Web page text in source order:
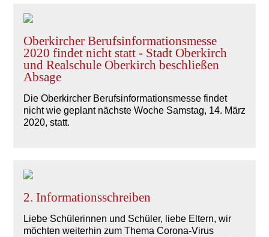
Oberkircher Berufsinformationsmesse
2020 findet nicht statt - Stadt Oberkirch
und Realschule Oberkirch beschließen
Absage
Die Oberkircher Berufsinformationsmesse findet
nicht wie geplant nächste Woche Samstag, 14. März
2020, statt.
2. Informationsschreiben
Liebe Schülerinnen und Schüler, liebe Eltern, wir
möchten weiterhin zum Thema Corona-Virus